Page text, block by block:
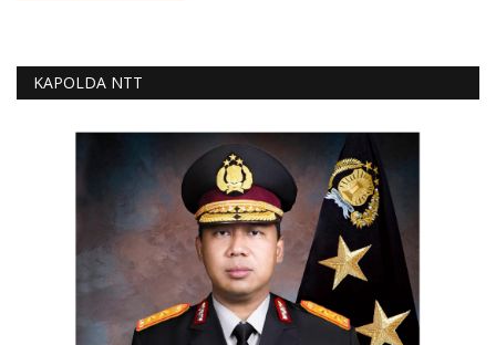
KAPOLDA NTT